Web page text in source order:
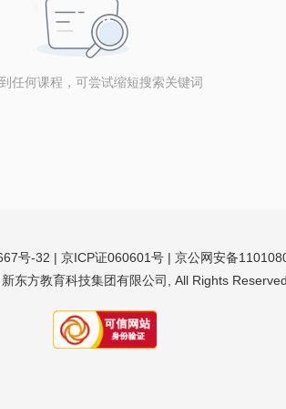
任何课程，可尝试缩短搜索关键词
号-32 | 京ICP证060601号 | 京公网安备
新东方教育科技集团有限公司, All Rights Reserved